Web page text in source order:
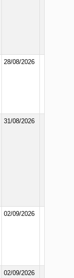
28/08/2026
31/08/2026
02/09/2026
02/09/2026